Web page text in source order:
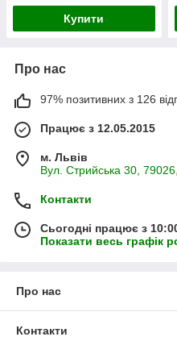
Купити
Про нас
97% позитивних з 126
Працює з 12.05.2015
м. Львів
Вул. Стрийська 30,
Контакти
Сьогодні працює з
Показати весь графік
Про нас
Контакти